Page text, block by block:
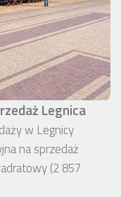
Legnica
w Legnicy
na sprzedaż
(2 857